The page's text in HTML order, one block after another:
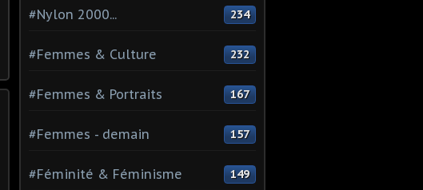
#Nylon 2000... 234
#Femmes & Culture 232
#Femmes & Portraits 167
#Femmes - demain 157
#Féminité & Féminisme 149